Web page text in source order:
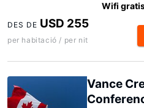
Wifi
DES DE USD 255
per habitació / per nit
Vance